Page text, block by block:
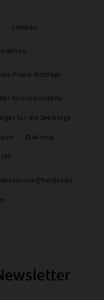
Lexikon
Praxis-Beiträge
Korrespondenz
für die Seelsorge
Diakonia